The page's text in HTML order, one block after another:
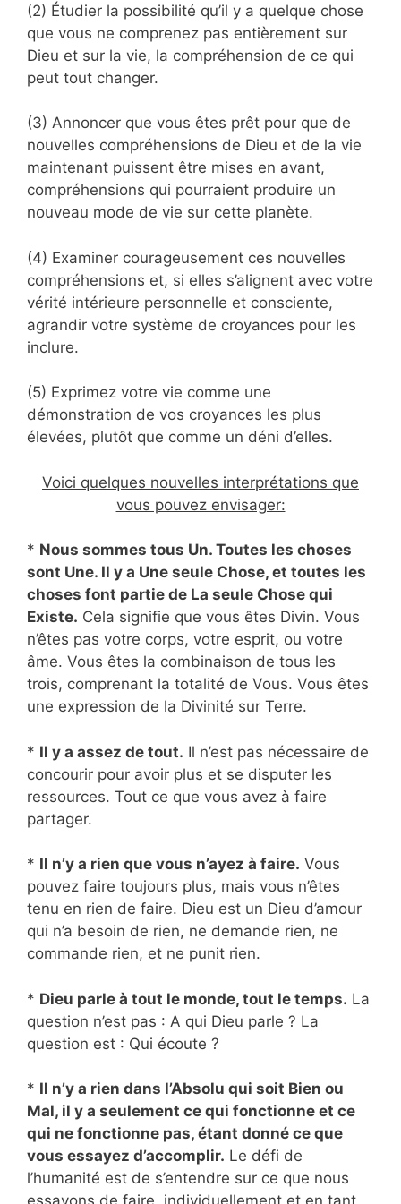
(2) Étudier la possibilité qu’il y a quelque chose
que vous ne comprenez pas entièrement sur
Dieu et sur la vie, la compréhension de ce qui
peut tout changer.
(3) Annoncer que vous êtes prêt pour que de
nouvelles compréhensions de Dieu et de la vie
maintenant puissent être mises en avant,
compréhensions qui pourraient produire un
nouveau mode de vie sur cette planète.
(4) Examiner courageusement ces nouvelles
compréhensions et, si elles s’alignent avec votre
vérité intérieure personnelle et consciente,
agrandir votre système de croyances pour les
inclure.
(5) Exprimez votre vie comme une
démonstration de vos croyances les plus
élevées, plutôt que comme un déni d’elles.
Voici quelques nouvelles interprétations que
vous pouvez envisager:
* Nous sommes tous Un. Toutes les choses
sont Une. Il y a Une seule Chose, et toutes les
choses font partie de La seule Chose qui
Existe. Cela signifie que vous êtes Divin. Vous
n’êtes pas votre corps, votre esprit, ou votre
âme. Vous êtes la combinaison de tous les
trois, comprenant la totalité de Vous. Vous êtes
une expression de la Divinité sur Terre.
* Il y a assez de tout. Il n’est pas nécessaire de
concourir pour avoir plus et se disputer les
ressources. Tout ce que vous avez à faire
partager.
* Il n’y a rien que vous n’ayez à faire. Vous
pouvez faire toujours plus, mais vous n’êtes
tenu en rien de faire. Dieu est un Dieu d’amour
qui n’a besoin de rien, ne demande rien, ne
commande rien, et ne punit rien.
* Dieu parle à tout le monde, tout le temps. La
question n’est pas : A qui Dieu parle ? La
question est : Qui écoute ?
* Il n’y a rien dans l’Absolu qui soit Bien ou
Mal, il y a seulement ce qui fonctionne et ce
qui ne fonctionne pas, étant donné ce que
vous essayez d’accomplir. Le défi de
l’humanité est de s’entendre sur ce que nous
essayons de faire, individuellement et en tant